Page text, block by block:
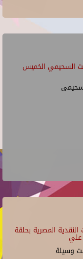
السحيمي الخميس
المصرية بحلقة
وسيلة